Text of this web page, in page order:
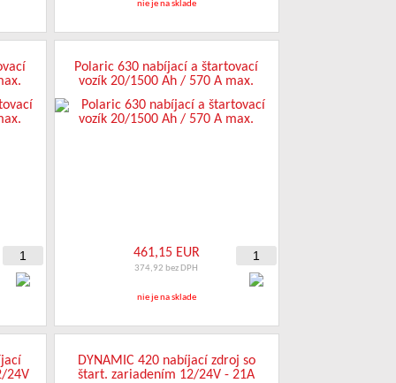
nie je na sklade
Polaric 630 nabíjací a štartovací
vozík 20/1500 Ah / 570 A max.
461,15 EUR
374,92 bez DPH
nie je na sklade
24V
DYNAMIC 420 nabíjací zdroj so
štart. zariadením 12/24V - 21A